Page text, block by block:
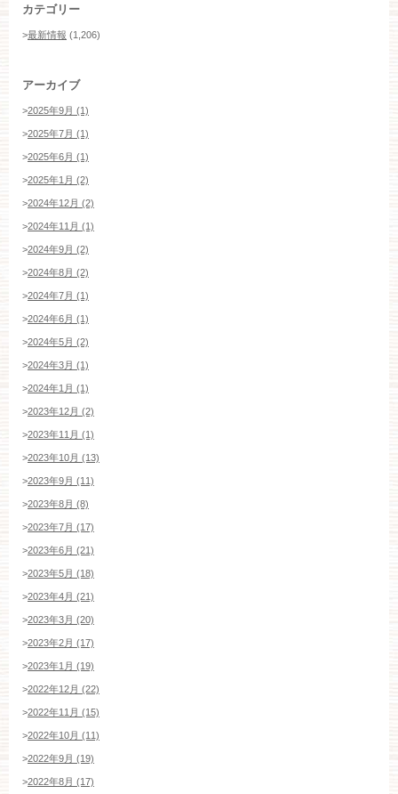
カテゴリー
>最新情報 (1,206)
アーカイブ
>2025年9月 (1)
>2025年7月 (1)
>2025年6月 (1)
>2025年1月 (2)
>2024年12月 (2)
>2024年11月 (1)
>2024年9月 (2)
>2024年8月 (2)
>2024年7月 (1)
>2024年6月 (1)
>2024年5月 (2)
>2024年3月 (1)
>2024年1月 (1)
>2023年12月 (2)
>2023年11月 (1)
>2023年10月 (13)
>2023年9月 (11)
>2023年8月 (8)
>2023年7月 (17)
>2023年6月 (21)
>2023年5月 (18)
>2023年4月 (21)
>2023年3月 (20)
>2023年2月 (17)
>2023年1月 (19)
>2022年12月 (22)
>2022年11月 (15)
>2022年10月 (11)
>2022年9月 (19)
>2022年8月 (17)
ブライダルフェア・見学ご希望のお客様